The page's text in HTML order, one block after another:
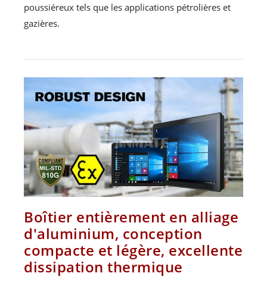
poussiéreux tels que les applications pétrolières et
gazières.
Boîtier entièrement en alliage
d'aluminium, conception
compacte et légère, excellente
dissipation thermique